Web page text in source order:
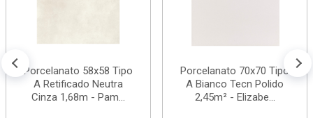
Porcelanato 58x58 Tipo
A Retificado Neutra
Cinza 1,68m - Pam...
Porcelanato 70x70 Tipo
A Bianco Tecn Polido
2,45m² - Elizabe...